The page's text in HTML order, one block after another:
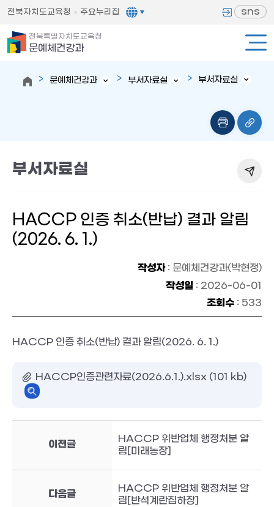
전북자치도교육청 주요누리집 sns
전북특별자치도교육청
문예체건강과
문예체건강과 부서자료실 부서자료실
부서자료실
HACCP 인증 취소(반납) 결과 알림
(2026. 6. 1.)
작성자: 문예체건강과(박현정)
작성일 : 2026-06-01
조회수 : 533
HACCP 인증 취소(반납) 결과 알림(2026. 6. 1.)
HACCP인증관련자료(2026.6.1.).xlsx (101 kb)
이전글
HACCP 위반업체 행정처분 알
림[미래농장]
다음글
HACCP 위반업체 행정처분 알
림[반석계란집하장]